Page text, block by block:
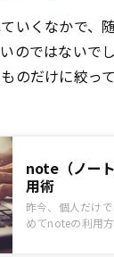
いくなかで、
のではないで
のだけに絞っ
note（ノー
用術
昨今、個人だけ
めてnoteの利用